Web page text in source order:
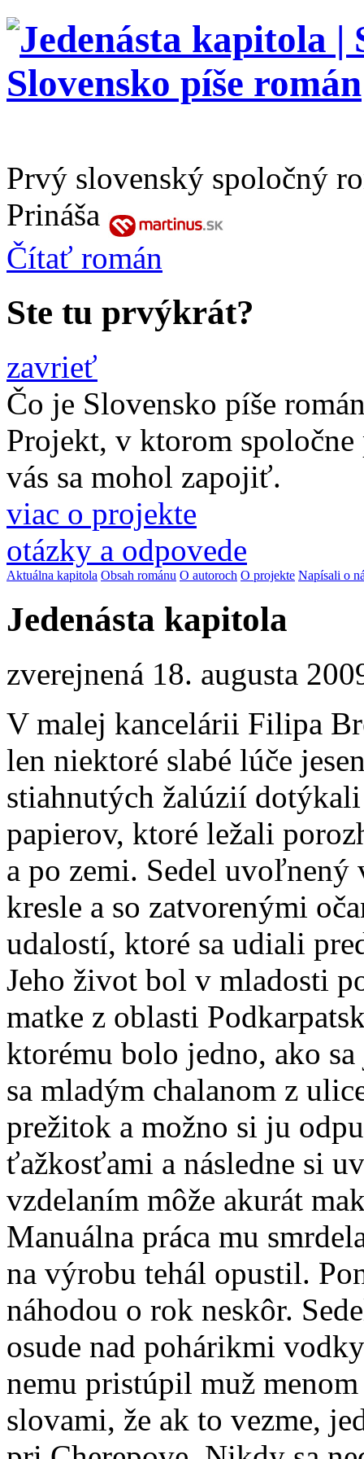
Prvý slovenský spoločný
Prináša
Čítať román
Ste tu prvýkrát?
zavrieť
Čo je Slovensko píše
Projekt, v ktorom
vás sa mohol zapojiť.
viac o projekte
otázky a odpovede
Aktuálna kapitola Obsah románu O autoroch O projekte Napísali o
Jedenásta kapitola
zverejnená 18. augusta
V malej kancelárii Filipa
len niektoré slabé lúče
stiahnutých žalúzií
papierov, ktoré ležali
a po zemi. Sedel
kresle a so zatvorenými
udalostí, ktoré sa udiali
Jeho život bol v mladosti
matke z oblasti
ktorému bolo jedno, ako
sa mladým chalanom z
prežitok a možno si ju
ťažkosťami a následne si
vzdelaním môže akurát
Manuálna práca mu
na výrobu tehál opustil.
náhodou o rok neskôr.
osude nad pohárikmi
nemu pristúpil muž
slovami, že ak to vezme,